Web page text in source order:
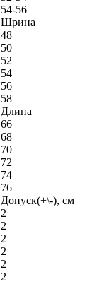
54-56
Шрина
48
50
52
54
56
58
Длина
66
68
70
72
74
76
Допуск(+\-), см
2
2
2
2
2
2